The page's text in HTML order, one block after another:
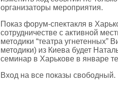
организаторы мероприятия.
Показ форум-спектакля в
сотрудничестве с активной
методики “театра
методики) из Киева будет
семинар в Харькове в январе
Вход на все показы свободный.